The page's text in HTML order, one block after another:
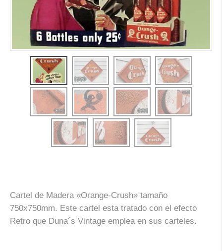
Cartel de Madera «Orange-Crush» tamaño
750x750mm. Este cartel esta tratado con el efecto
Retro que Duna´s Vintage emplea en sus carteles.